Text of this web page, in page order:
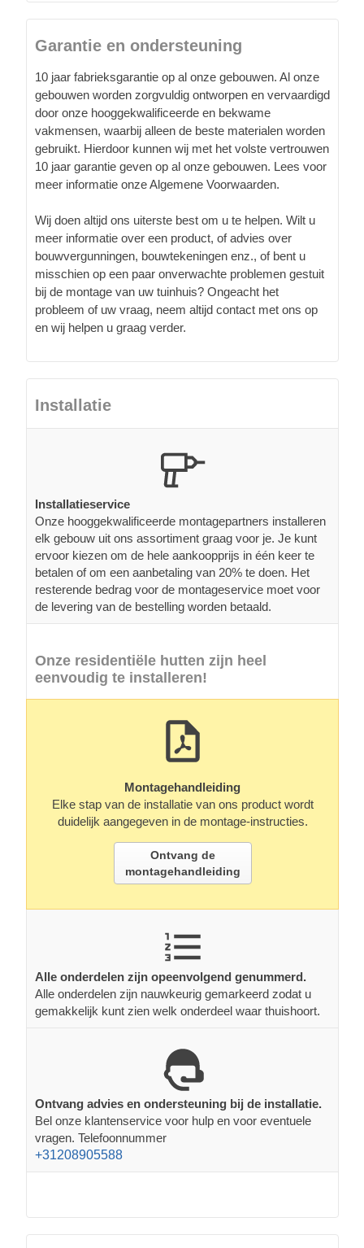
Garantie en ondersteuning
10 jaar fabrieksgarantie op al onze gebouwen. Al onze
gebouwen worden zorgvuldig ontworpen en vervaardigd
door onze hooggekwalificeerde en bekwame
vakmensen, waarbij alleen de beste materialen worden
gebruikt. Hierdoor kunnen wij met het volste vertrouwen
10 jaar garantie geven op al onze gebouwen. Lees voor
meer informatie onze Algemene Voorwaarden.
Wij doen altijd ons uiterste best om u te helpen. Wilt u
meer informatie over een product, of advies over
bouwvergunningen, bouwtekeningen enz., of bent u
misschien op een paar onverwachte problemen gestuit
bij de montage van uw tuinhuis? Ongeacht het
probleem of uw vraag, neem altijd contact met ons op
en wij helpen u graag verder.
Installatie
Installatieservice
Onze hooggekwalificeerde montagepartners installeren
elk gebouw uit ons assortiment graag voor je. Je kunt
ervoor kiezen om de hele aankoopprijs in één keer te
betalen of om een aanbetaling van 20% te doen. Het
resterende bedrag voor de montageservice moet voor
de levering van de bestelling worden betaald.
Onze residentiële hutten zijn heel
eenvoudig te installeren!
Montagehandleiding
Elke stap van de installatie van ons product wordt
duidelijk aangegeven in de montage-instructies.
Ontvang de
montagehandleiding
Alle onderdelen zijn opeenvolgend genummerd.
Alle onderdelen zijn nauwkeurig gemarkeerd zodat u
gemakkelijk kunt zien welk onderdeel waar thuishoort.
Ontvang advies en ondersteuning bij de installatie.
Bel onze klantenservice voor hulp en voor eventuele
vragen. Telefoonnummer
+31208905588